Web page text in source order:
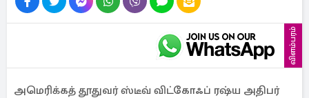
விளம்பரம்
அமெரிக்கத் தூதுவர் ஸ்டீவ் விட்கோஃப் ரஷ்ய அதிபர்